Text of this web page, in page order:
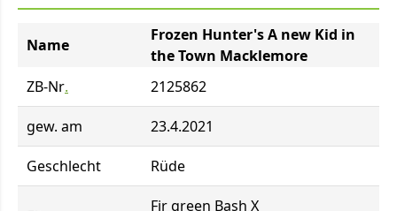
Name
Frozen Hunter's A new Kid in
the Town Macklemore
ZB-Nr. 2125862
gew. am 23.4.2021
Geschlecht Rüde
Fir green Bash X